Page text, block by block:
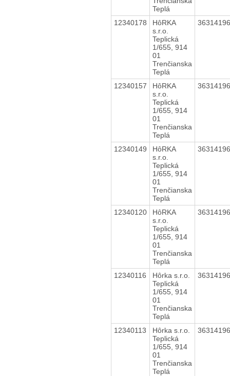
Teplá
12340178
HôRKA
s.r.o.
Teplická
1/655, 914
01
Trenčianska
Teplá
12340157
HôRKA
s.r.o.
Teplická
1/655, 914
01
Trenčianska
Teplá
12340149
HôRKA
s.r.o.
Teplická
1/655, 914
01
Trenčianska
Teplá
12340120
HôRKA
s.r.o.
Teplická
1/655, 914
01
Trenčianska
Teplá
12340116
Hôrka s.r.o.
Teplická
1/655, 914
01
Trenčianska
Teplá
12340113
Hôrka s.r.o.
Teplická
1/655, 914
01
Trenčianska
Teplá